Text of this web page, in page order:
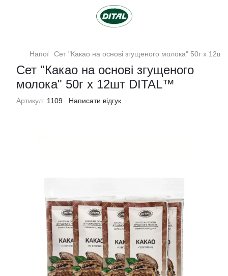
Напої Сет "Какао на основі згущеного молока" 50г х
Сет "Какао на основі згущеного
молока" 50г х 12шт DITAL™
Артикул: 1109 Написати відгук